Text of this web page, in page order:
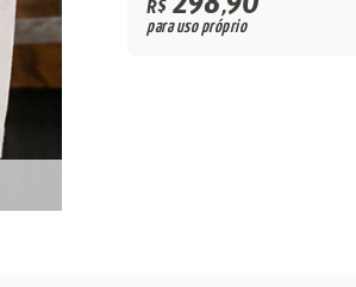
R$
para uso próprio